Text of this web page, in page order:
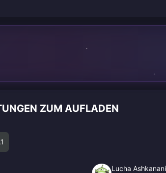
ZUM AUFLADEN
Lucha Ashkanani